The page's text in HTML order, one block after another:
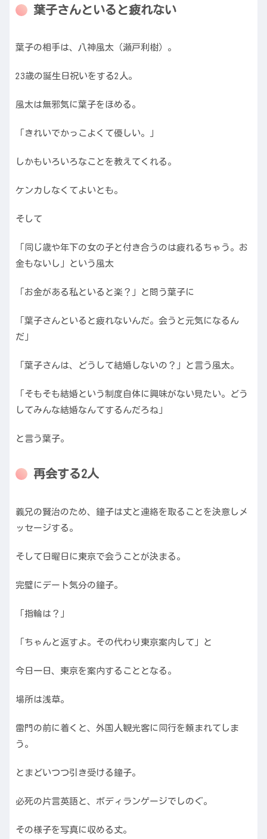
葉子さんといると疲れない
葉子の相手は、八神風太（瀬戸利樹）。
23歳の誕生日祝いをする2人。
風太は無邪気に葉子をほめる。
「きれいでかっこよくて優しい。」
しかもいろいろなことを教えてくれる。
ケンカしなくてよいとも。
そして
「同じ歳や年下の女の子と付き合うのは疲れるちゃう。お
金もないし」という風太
「お金がある私といると楽？」と問う葉子に
「葉子さんといると疲れないんだ。会うと元気になるん
だ」
「葉子さんは、どうして結婚しないの？」と言う風太。
「そもそも結婚という制度自体に興味がない見たい。どう
してみんな結婚なんてするんだろね」
と言う葉子。
再会する2人
義兄の賢治のため、鐘子は丈と連絡を取ることを決意しメ
ッセージする。
そして日曜日に東京で会うことが決まる。
完璧にデート気分の鐘子。
「指輪は？」
「ちゃんと返すよ。その代わり東京案内して」と
今日一日、東京を案内することとなる。
場所は浅草。
雷門の前に着くと、外国人観光客に同行を頼まれてしま
う。
とまどいつつ引き受ける鐘子。
必死の片言英語と、ボディランゲージでしのぐ。
その様子を写真に収める丈。